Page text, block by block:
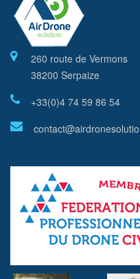
260 route de Vermons
38200 Serpaize
+33(0)4 74 59 86 54